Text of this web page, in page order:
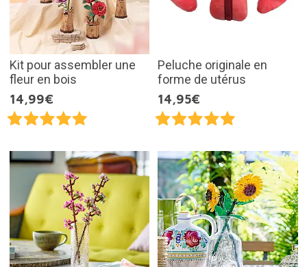
Kit pour assembler une
fleur en bois
14,99€
Peluche originale en
forme de utérus
14,95€